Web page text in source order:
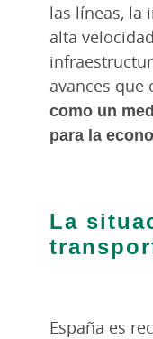
las líneas, la
alta
avances que
como un
para la
La
España es